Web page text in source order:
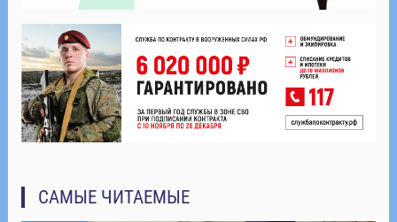
САМЫЕ ЧИТАЕМЫЕ